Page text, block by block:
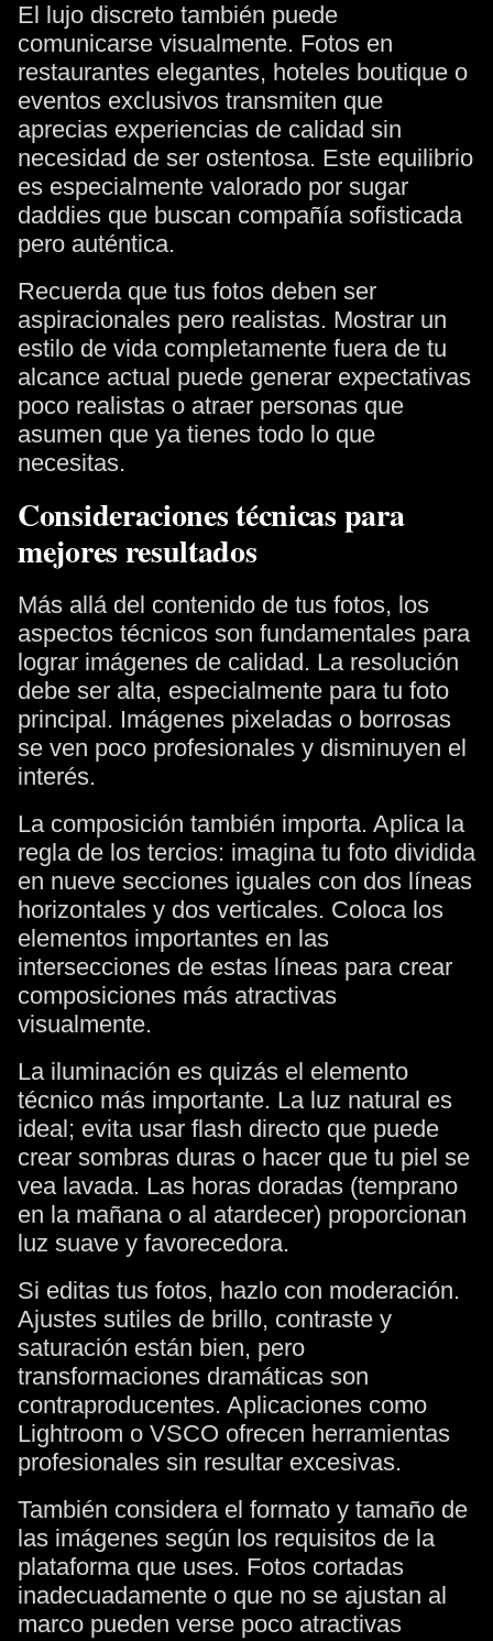
El lujo discreto también puede
comunicarse visualmente. Fotos en
restaurantes elegantes, hoteles boutique o
eventos exclusivos transmiten que
aprecias experiencias de calidad sin
necesidad de ser ostentosa. Este equilibrio
es especialmente valorado por sugar
daddies que buscan compañía sofisticada
pero auténtica.
Recuerda que tus fotos deben ser
aspiracionales pero realistas. Mostrar un
estilo de vida completamente fuera de tu
alcance actual puede generar expectativas
poco realistas o atraer personas que
asumen que ya tienes todo lo que
necesitas.
Consideraciones técnicas para
mejores resultados
Más allá del contenido de tus fotos, los
aspectos técnicos son fundamentales para
lograr imágenes de calidad. La resolución
debe ser alta, especialmente para tu foto
principal. Imágenes pixeladas o borrosas
se ven poco profesionales y disminuyen el
interés.
La composición también importa. Aplica la
regla de los tercios: imagina tu foto dividida
en nueve secciones iguales con dos líneas
horizontales y dos verticales. Coloca los
elementos importantes en las
intersecciones de estas líneas para crear
composiciones más atractivas
visualmente.
La iluminación es quizás el elemento
técnico más importante. La luz natural es
ideal; evita usar flash directo que puede
crear sombras duras o hacer que tu piel se
vea lavada. Las horas doradas (temprano
en la mañana o al atardecer) proporcionan
luz suave y favorecedora.
Si editas tus fotos, hazlo con moderación.
Ajustes sutiles de brillo, contraste y
saturación están bien, pero
transformaciones dramáticas son
contraproducentes. Aplicaciones como
Lightroom o VSCO ofrecen herramientas
profesionales sin resultar excesivas.
También considera el formato y tamaño de
las imágenes según los requisitos de la
plataforma que uses. Fotos cortadas
inadecuadamente o que no se ajustan al
marco pueden verse poco atractivas